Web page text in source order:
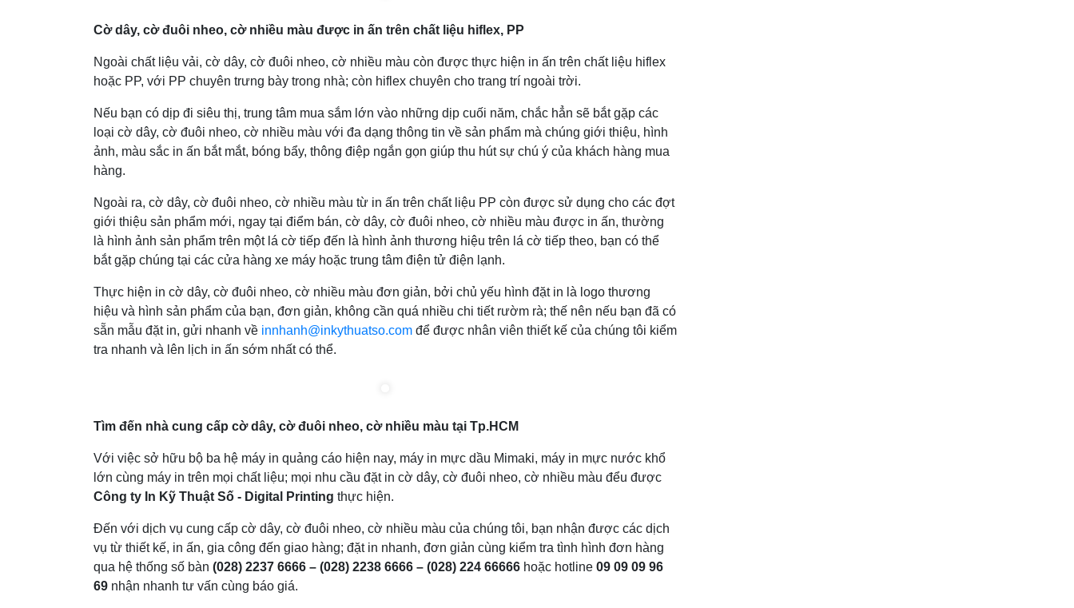
Cờ dây, cờ đuôi nheo, cờ nhiều màu được in ấn trên chất liệu hiflex, PP
Ngoài chất liệu vải, cờ dây, cờ đuôi nheo, cờ nhiều màu còn được thực hiện in ấn trên chất liệu hiflex
hoặc PP, với PP chuyên trưng bày trong nhà; còn hiflex chuyên cho trang trí ngoài trời.
Nếu bạn có dịp đi siêu thị, trung tâm mua sắm lớn vào những dịp cuối năm, chắc hẳn sẽ bắt gặp các
loại cờ dây, cờ đuôi nheo, cờ nhiều màu với đa dạng thông tin về sản phẩm mà chúng giới thiệu, hình
ảnh, màu sắc in ấn bắt mắt, bóng bẩy, thông điệp ngắn gọn giúp thu hút sự chú ý của khách hàng mua
hàng.
Ngoài ra, cờ dây, cờ đuôi nheo, cờ nhiều màu từ in ấn trên chất liệu PP còn được sử dụng cho các đợt
giới thiệu sản phẩm mới, ngay tại điểm bán, cờ dây, cờ đuôi nheo, cờ nhiều màu được in ấn, thường
là hình ảnh sản phẩm trên một lá cờ tiếp đến là hình ảnh thương hiệu trên lá cờ tiếp theo, bạn có thể
bắt gặp chúng tại các cửa hàng xe máy hoặc trung tâm điện tử điện lạnh.
Thực hiện in cờ dây, cờ đuôi nheo, cờ nhiều màu đơn giản, bởi chủ yếu hình đặt in là logo thương
hiệu và hình sản phẩm của bạn, đơn giản, không cần quá nhiều chi tiết rườm rà; thế nên nếu bạn đã có
sẵn mẫu đặt in, gửi nhanh về innhanh@inkythuatso.com để được nhân viên thiết kế của chúng tôi kiểm
tra nhanh và lên lịch in ấn sớm nhất có thể.
Tìm đến nhà cung cấp cờ dây, cờ đuôi nheo, cờ nhiều màu tại Tp.HCM
Với việc sở hữu bộ ba hệ máy in quảng cáo hiện nay, máy in mực dầu Mimaki, máy in mực nước khổ
lớn cùng máy in trên mọi chất liệu; mọi nhu cầu đặt in cờ dây, cờ đuôi nheo, cờ nhiều màu đểu được
Công ty In Kỹ Thuật Số - Digital Printing thực hiện.
Đến với dịch vụ cung cấp cờ dây, cờ đuôi nheo, cờ nhiều màu của chúng tôi, bạn nhận được các dịch
vụ từ thiết kế, in ấn, gia công đến giao hàng; đặt in nhanh, đơn giản cùng kiểm tra tình hình đơn hàng
qua hệ thống số bàn (028) 2237 6666 – (028) 2238 6666 – (028) 224 66666 hoặc hotline 09 09 09 96
69 nhận nhanh tư vấn cùng báo giá.